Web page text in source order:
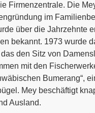
Firmenzentrale. Die
im
über die Jahrzehnte
bekannt. 1973 wurde
den Sitz von
mit den
Bumerang“,
Mey beschäftigt
Ausland.